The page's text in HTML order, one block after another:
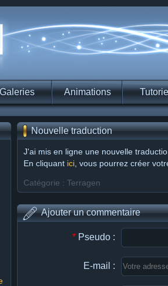
Animations
Nouvelle traduction
J'ai mis en ligne une nouvelle
En cliquant ici , vous pourrez créer
Catégorie : Terragen
Ajouter un commentaire
* Pseudo :
E-mail :